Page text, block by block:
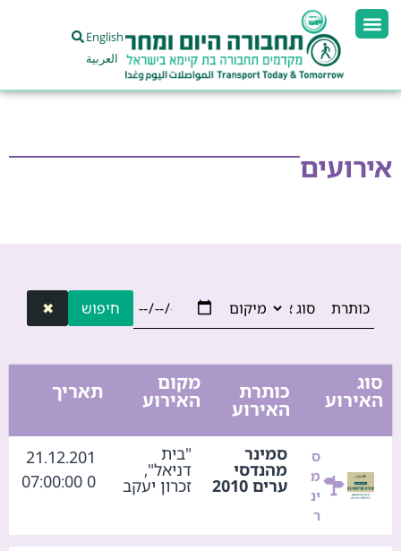
English
العربية
אירועים
חיפוש ✖
סוג
האירוע כותרת
האירוע
מקום
האירוע תאריך
ס
מ
ינ
ר
סמינר
מהנדסי
ערים 2010
"בית
דניאל",
זכרון יעקב
21.12.201
0 07:00:00